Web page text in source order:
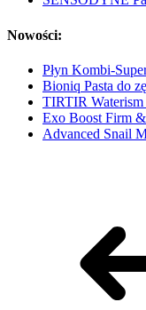
Nowości:
Płyn Kombi-
Bioniq Pasta do
TIRTIR
Exo Boost Firm
Advanced Snail